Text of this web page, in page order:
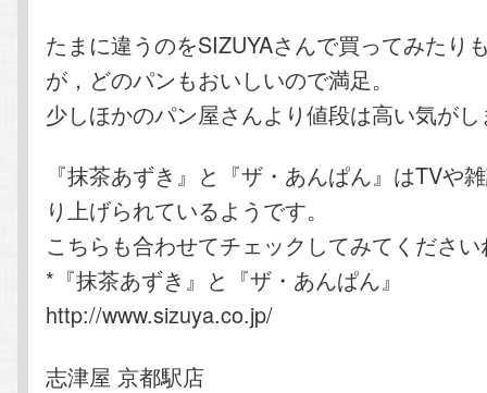
たまに違うのをSIZUYAさんで買ってみたり
が，どのパンもおいしいので満足。
少しほかのパン屋さんより値段は高い気が
『抹茶あずき』と『ザ・あんぱん』はTVや
り上げられているようです。
こちらも合わせてチェックしてみてくださ
*『抹茶あずき』と『ザ・あんぱん』
http://www.sizuya.co.jp/
志津屋 京都駅店